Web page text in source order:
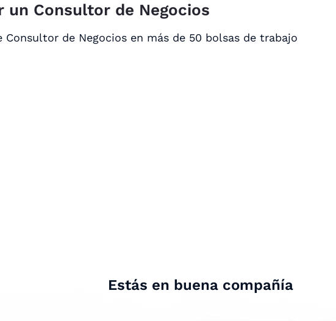
un Consultor de Negocios
de Negocios en más de 50 bolsas de trabajo
Estás en buena compañía